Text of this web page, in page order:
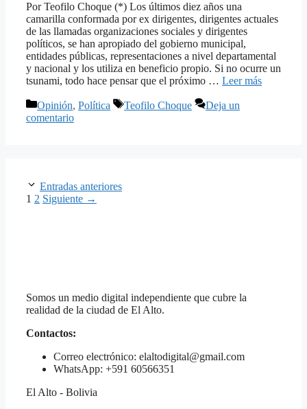
Por Teofilo Choque (*) Los últimos diez años una
camarilla conformada por ex dirigentes, dirigentes actuales
de las llamadas organizaciones sociales y dirigentes
políticos, se han apropiado del gobierno municipal,
entidades públicas, representaciones a nivel departamental
y nacional y los utiliza en beneficio propio. Si no ocurre un
tsunami, todo hace pensar que el próximo … Leer más
Categorías
Opinión, Política Etiquetas
Teofilo Choque
Deja un
comentario
Entradas anteriores
Página
1 Página
2 Siguiente →
Somos un medio digital independiente que cubre la
realidad de la ciudad de El Alto.
Contactos:
Correo electrónico: elaltodigital@gmail.com
WhatsApp: +591 60566351
El Alto - Bolivia